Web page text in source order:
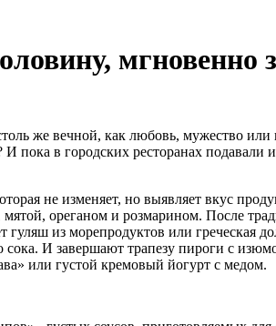
мгновенно
же вечной, как любовь, мужество
пока в городских ресторанах
не изменяет, но выявляет вкус про
ореганом и розмарином. После
из морепродуктов или греческая
И завершают трапезу пироги с
или густой кремовый йогурт с медом.